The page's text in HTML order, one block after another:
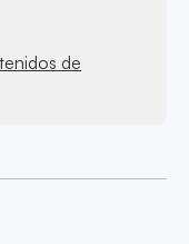
de